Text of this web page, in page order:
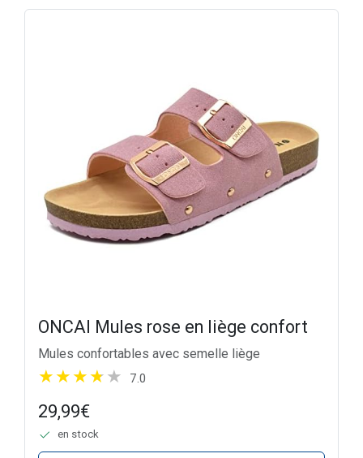
ONCAI Mules rose en liège confort
Mules confortables avec semelle liège
7.0
29,99€
en stock